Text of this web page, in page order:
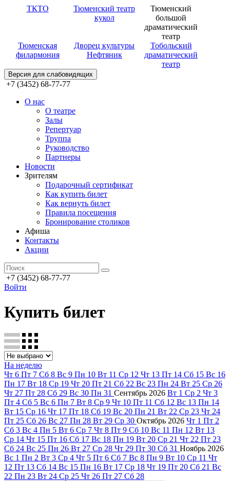
ТКТО
Тюменский театр
кукол
Тюменский
большой
драматический
театр
Тюменская
филармония
Дворец культуры
Нефтяник
Тобольский
драматический
театр
Версия для слабовидящих
+7 (3452) 68-77-77
О нас
О театре
Залы
Репертуар
Труппа
Руководство
Партнеры
Новости
Зрителям
Подарочный сертификат
Как купить билет
Как вернуть билет
Правила посещения
Бронирование столиков
Афиша
Контакты
Акции
+7 (3452) 68-77-77
Войти
Купить билет
На неделю
Чт 6 Пт 7 Сб 8 Вс 9 Пн 10 Вт 11 Ср 12 Чт 13 Пт 14 Сб 15 Вс 16
Пн 17 Вт 18 Ср 19 Чт 20 Пт 21 Сб 22 Вс 23 Пн 24 Вт 25 Ср 26
Чт 27 Пт 28 Сб 29 Вс 30 Пн 31 Сентябрь 2026 Вт 1 Ср 2 Чт 3
Пт 4 Сб 5 Вс 6 Пн 7 Вт 8 Ср 9 Чт 10 Пт 11 Сб 12 Вс 13 Пн 14
Вт 15 Ср 16 Чт 17 Пт 18 Сб 19 Вс 20 Пн 21 Вт 22 Ср 23 Чт 24
Пт 25 Сб 26 Вс 27 Пн 28 Вт 29 Ср 30 Октябрь 2026 Чт 1 Пт 2
Сб 3 Вс 4 Пн 5 Вт 6 Ср 7 Чт 8 Пт 9 Сб 10 Вс 11 Пн 12 Вт 13
Ср 14 Чт 15 Пт 16 Сб 17 Вс 18 Пн 19 Вт 20 Ср 21 Чт 22 Пт 23
Сб 24 Вс 25 Пн 26 Вт 27 Ср 28 Чт 29 Пт 30 Сб 31 Ноябрь 2026
Вс 1 Пн 2 Вт 3 Ср 4 Чт 5 Пт 6 Сб 7 Вс 8 Пн 9 Вт 10 Ср 11 Чт
12 Пт 13 Сб 14 Вс 15 Пн 16 Вт 17 Ср 18 Чт 19 Пт 20 Сб 21 Вс
22 Пн 23 Вт 24 Ср 25 Чт 26 Пт 27 Сб 28